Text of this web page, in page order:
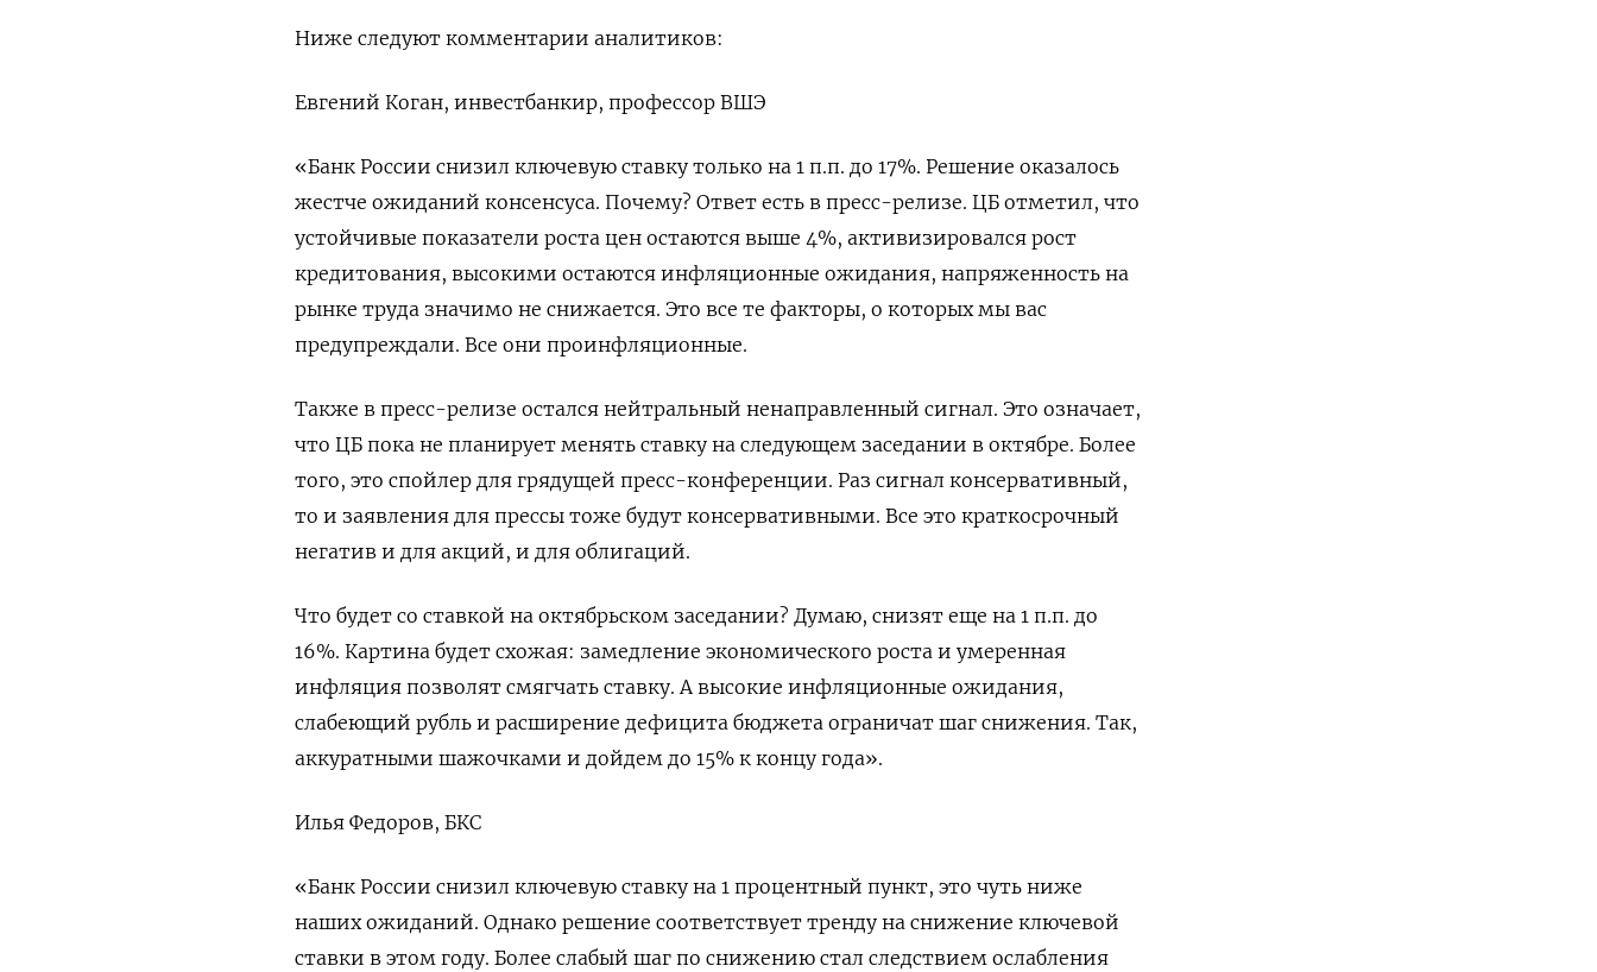
Ниже следуют комментарии аналитиков:
Евгений Коган, инвестбанкир, профессор ВШЭ
«Банк России снизил ключевую ставку только на 1 п.п. до 17%. Решение оказалось
жестче ожиданий консенсуса. Почему? Ответ есть в пресс-релизе. ЦБ отметил, что
устойчивые показатели роста цен остаются выше 4%, активизировался рост
кредитования, высокими остаются инфляционные ожидания, напряженность на
рынке труда значимо не снижается. Это все те факторы, о которых мы вас
предупреждали. Все они проинфляционные.
Также в пресс-релизе остался нейтральный ненаправленный сигнал. Это означает,
что ЦБ пока не планирует менять ставку на следующем заседании в октябре. Более
того, это спойлер для грядущей пресс-конференции. Раз сигнал консервативный,
то и заявления для прессы тоже будут консервативными. Все это краткосрочный
негатив и для акций, и для облигаций.
Что будет со ставкой на октябрьском заседании? Думаю, снизят еще на 1 п.п. до
16%. Картина будет схожая: замедление экономического роста и умеренная
инфляция позволят смягчать ставку. А высокие инфляционные ожидания,
слабеющий рубль и расширение дефицита бюджета ограничат шаг снижения. Так,
аккуратными шажочками и дойдем до 15% к концу года».
Илья Федоров, БКС
«Банк России снизил ключевую ставку на 1 процентный пункт, это чуть ниже
наших ожиданий. Однако решение соответствует тренду на снижение ключевой
ставки в этом году. Более слабый шаг по снижению стал следствием ослабления